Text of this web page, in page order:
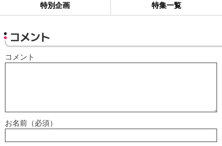
特別企画 特集一覧
コメント
コメント
お名前（必須）